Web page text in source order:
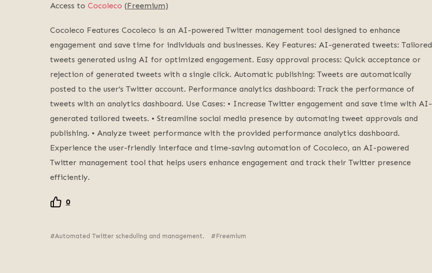
Access to Cocoleco (Freemium)
Cocoleco Features Cocoleco is an AI-powered Twitter management tool designed to enhance
engagement and save time for individuals and businesses. Key Features: AI-generated tweets: Tailored
tweets generated using AI for optimized engagement. Easy approval process: Quick acceptance or
rejection of generated tweets with a single click. Automatic publishing: Tweets are automatically
posted to the user’s Twitter account. Performance analytics dashboard: Track the performance of
tweets with an analytics dashboard. Use Cases: • Increase Twitter engagement and save time with AI-
generated tailored tweets. • Streamline social media presence by automating tweet approvals and
publishing. • Analyze tweet performance with the provided performance analytics dashboard.
Experience the user-friendly interface and time-saving automation of Cocoleco, an AI-powered
Twitter management tool that helps users enhance engagement and track their Twitter presence
efficiently.
0
Automated Twitter scheduling and management. Freemium